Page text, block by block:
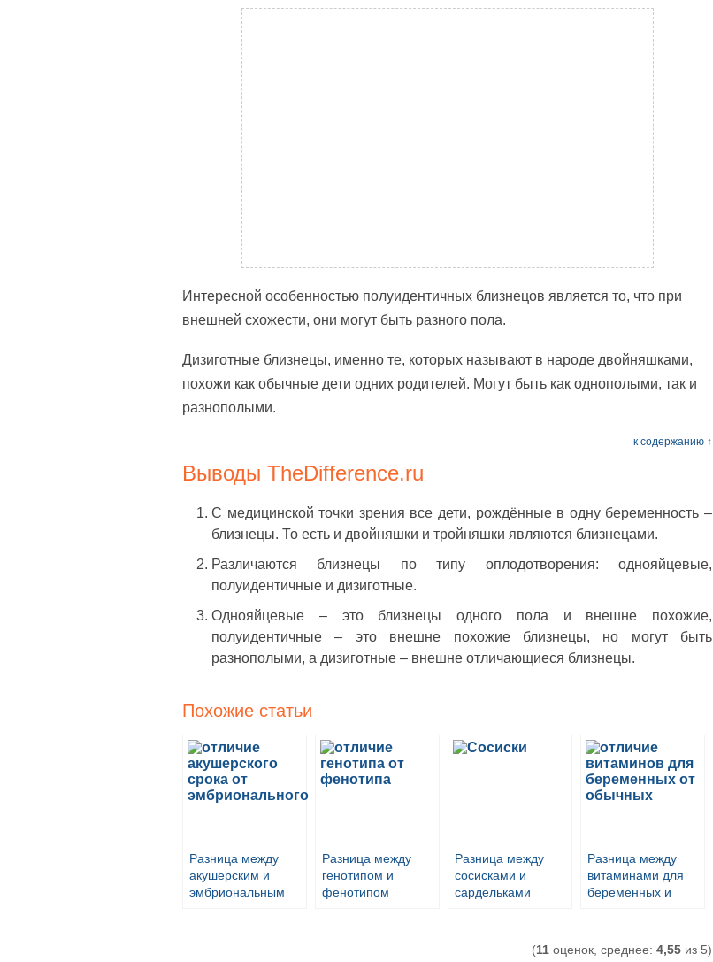
Интересной особенностью полуидентичных близнецов является то, что при
внешней схожести, они могут быть разного пола.
Дизиготные близнецы, именно те, которых называют в народе двойняшками,
похожи как обычные дети одних родителей. Могут быть как однополыми, так и
разнополыми.
к содержанию ↑
Выводы TheDifference.ru
С медицинской точки зрения все дети, рождённые в одну беременность –
близнецы. То есть и двойняшки и тройняшки являются близнецами.
Различаются близнецы по типу оплодотворения: однояйцевые,
полуидентичные и дизиготные.
Однояйцевые – это близнецы одного пола и внешне похожие,
полуидентичные – это внешне похожие близнецы, но могут быть
разнополыми, а дизиготные – внешне отличающиеся близнецы.
Похожие статьи
Разница между
акушерским и
эмбриональным
Разница между
генотипом и
фенотипом
Разница между
сосисками и
сардельками
Разница между
витаминами для
беременных и
(11 оценок, среднее: 4,55 из 5)